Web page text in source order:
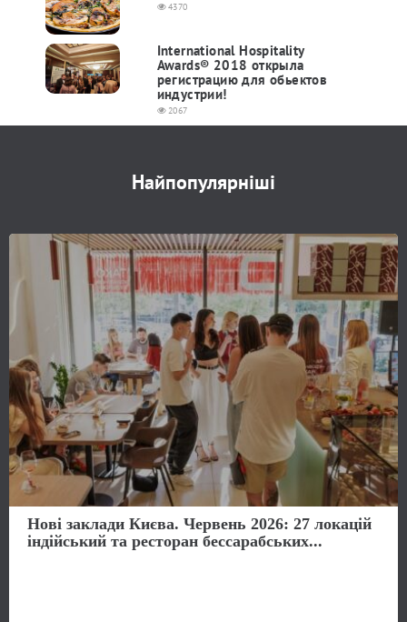
4370
International Hospitality
Awards® 2018 открыла
регистрацию для обьектов
индустрии!
2067
Найпопулярніші
Нові заклади Києва. Червень 2026: 27 локацій
індійський та ресторан бессарабських...